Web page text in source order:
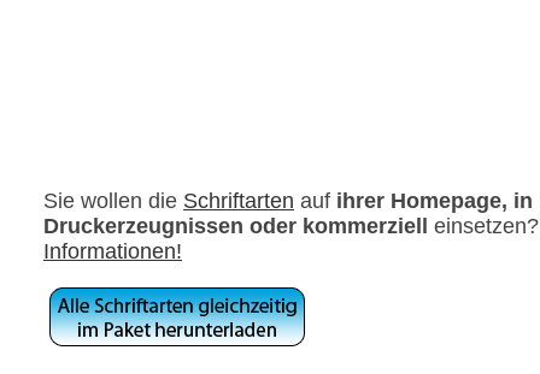
Sie wollen die Schriftarten auf ihrer Homepage, in
Druckerzeugnissen oder kommerziell
Informationen!